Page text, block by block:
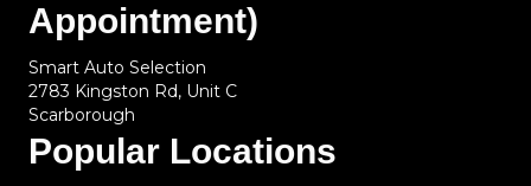
Appointment)
Smart Auto Selection
2783 Kingston Rd, Unit C
Scarborough
Popular Locations